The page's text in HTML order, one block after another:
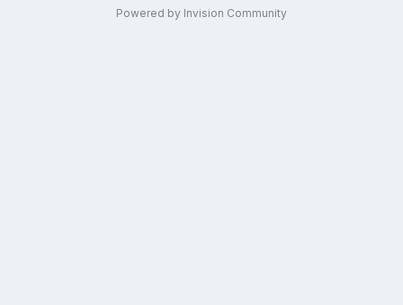
Powered by Invision Community